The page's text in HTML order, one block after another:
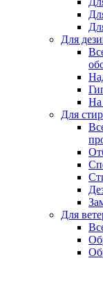
Для
На
Для
Для